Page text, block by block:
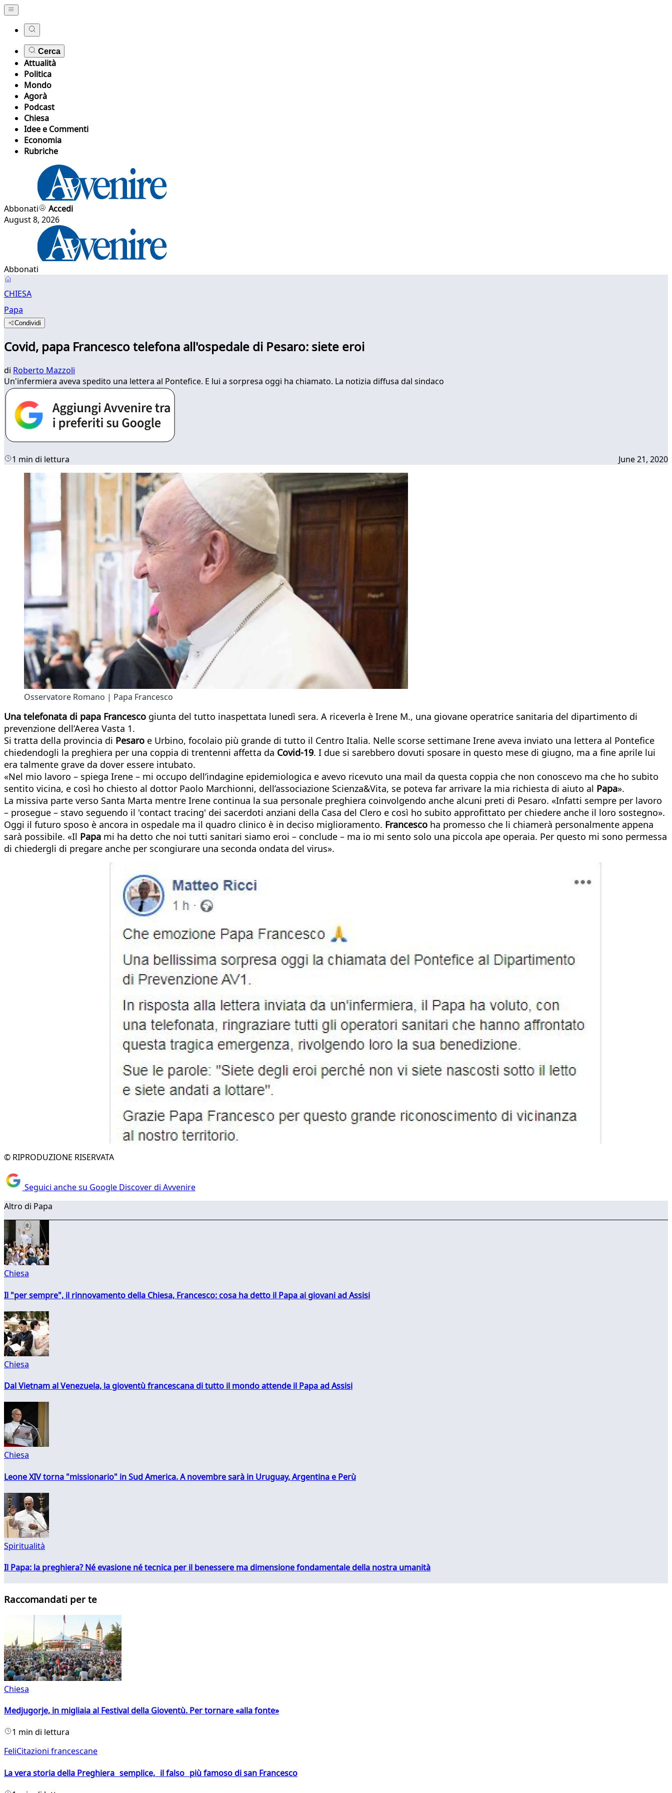
Cerca
Attualità
Politica
Mondo
Agorà
Podcast
Chiesa
Idee e Commenti
Economia
Rubriche
Abbonati
Accedi
August 8, 2026
Abbonati
CHIESA
Papa
Condividi
Covid, papa Francesco telefona all'ospedale di Pesaro: siete eroi
di Roberto Mazzoli
Un'infermiera aveva spedito una lettera al Pontefice. E lui a sorpresa oggi ha chiamato. La notizia diffusa dal sindaco
1 min di lettura June 21, 2020
Osservatore Romano | Papa Francesco
Una telefonata di papa Francesco giunta del tutto inaspettata lunedì sera. A riceverla è Irene M., una giovane operatrice sanitaria del dipartimento di
prevenzione dell’Aerea Vasta 1.
Si tratta della provincia di Pesaro e Urbino, focolaio più grande di tutto il Centro Italia. Nelle scorse settimane Irene aveva inviato una lettera al Pontefice
chiedendogli la preghiera per una coppia di trentenni affetta da Covid-19. I due si sarebbero dovuti sposare in questo mese di giugno, ma a fine aprile lui
era talmente grave da dover essere intubato.
«Nel mio lavoro – spiega Irene – mi occupo dell’indagine epidemiologica e avevo ricevuto una mail da questa coppia che non conoscevo ma che ho subito
sentito vicina, e così ho chiesto al dottor Paolo Marchionni, dell’associazione Scienza&Vita, se poteva far arrivare la mia richiesta di aiuto al Papa».
La missiva parte verso Santa Marta mentre Irene continua la sua personale preghiera coinvolgendo anche alcuni preti di Pesaro. «Infatti sempre per lavoro
– prosegue – stavo seguendo il 'contact tracing' dei sacerdoti anziani della Casa del Clero e così ho subito approfittato per chiedere anche il loro sostegno».
Oggi il futuro sposo è ancora in ospedale ma il quadro clinico è in deciso miglioramento. Francesco ha promesso che li chiamerà personalmente appena
sarà possibile. «Il Papa mi ha detto che noi tutti sanitari siamo eroi – conclude – ma io mi sento solo una piccola ape operaia. Per questo mi sono permessa
di chiedergli di pregare anche per scongiurare una seconda ondata del virus».
© RIPRODUZIONE RISERVATA
Seguici anche su Google Discover di Avvenire
Altro di Papa
Chiesa
Il "per sempre", il rinnovamento della Chiesa, Francesco: cosa ha detto il Papa ai giovani ad Assisi
Chiesa
Dal Vietnam al Venezuela, la gioventù francescana di tutto il mondo attende il Papa ad Assisi
Chiesa
Leone XIV torna "missionario" in Sud America. A novembre sarà in Uruguay, Argentina e Perù
Spiritualità
Il Papa: la preghiera? Né evasione né tecnica per il benessere ma dimensione fondamentale della nostra umanità
Raccomandati per te
Chiesa
Medjugorje, in migliaia al Festival della Gioventù. Per tornare «alla fonte»
1 min di lettura
FeliCitazioni francescane
La vera storia della Preghiera semplice, il falso più famoso di san Francesco